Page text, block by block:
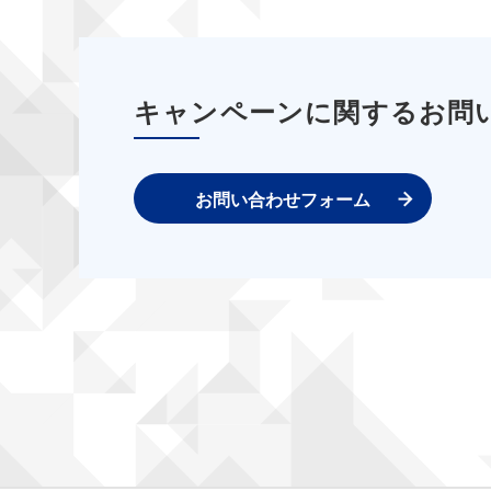
キャンペーンに関するお問
お問い合わせフォーム